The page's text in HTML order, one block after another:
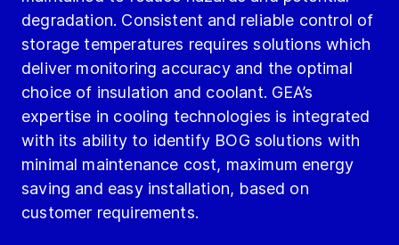
degradation. Consistent and reliable control of
storage temperatures requires solutions which
deliver monitoring accuracy and the optimal
choice of insulation and coolant. GEA’s
expertise in cooling technologies is integrated
with its ability to identify BOG solutions with
minimal maintenance cost, maximum energy
saving and easy installation, based on
customer requirements.